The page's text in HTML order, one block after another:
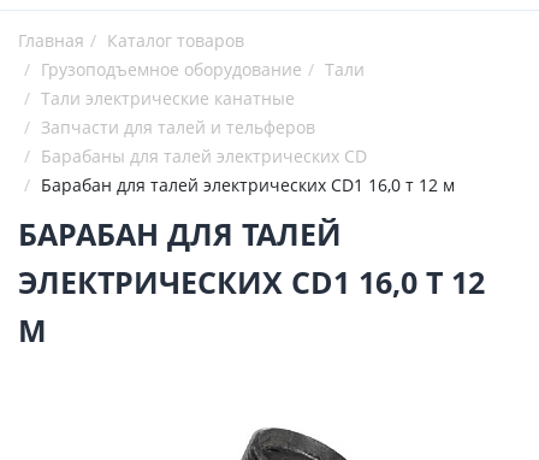
Главная
Каталог товаров
Грузоподъемное оборудование
Тали
Тали электрические канатные
Запчасти для талей и тельферов
Барабаны для талей электрических CD
Барабан для талей электрических CD1 16,0 т 12 м
БАРАБАН ДЛЯ ТАЛЕЙ
ЭЛЕКТРИЧЕСКИХ CD1 16,0 Т 12
М